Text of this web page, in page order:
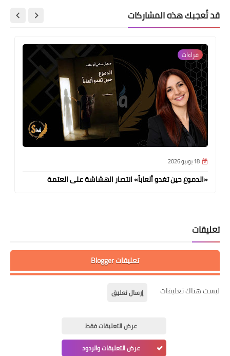
قد تُعجبك هذه المشاركات
قراءات
18 يونيو 2026
«الدموع حين تغدو ألعاباً» انتصار الهشاشة على العتمة
تعليقات
تعليقات Blogger
ليست هناك تعليقات إرسال تعليق
عرض التعليقات فقط
عرض التعليقات والردود